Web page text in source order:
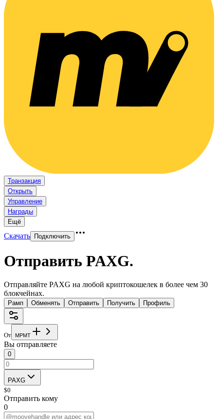
Транзакция
Открыть
Управление
Награды
Ещё
Скачать Подключить
Отправить PAXG.
Отправляйте PAXG на любой криптокошелек в более чем 30
блокчейнах.
Рамп Обменять Отправить Получить Профиль
От MPMT
Вы отправляете
0
PAXG
$0
Отправить кому
0